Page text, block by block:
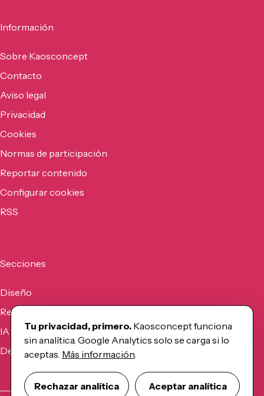
Información
Sobre Kaosconcept
Contacto
Aviso legal
Privacidad
Cookies
Normas de participación
Reportar contenido
Configurar cookies
RSS
Secciones
Diseño
Recursos
IA
Desarrollo
Tu privacidad, primero. Kaosconcept funciona
sin analítica. Google Analytics solo se carga si lo
aceptas. Más información.
Rechazar analítica Aceptar analítica